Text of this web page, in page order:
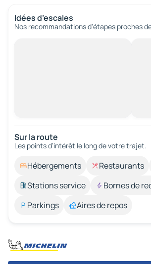
Idées d’escales
Nos recommandations d'étapes proches
Sur la route
Les points d’intérêt le long de votre trajet.
Hébergements Restaurants
Stations service
Bornes de
Parkings
Aires de repos